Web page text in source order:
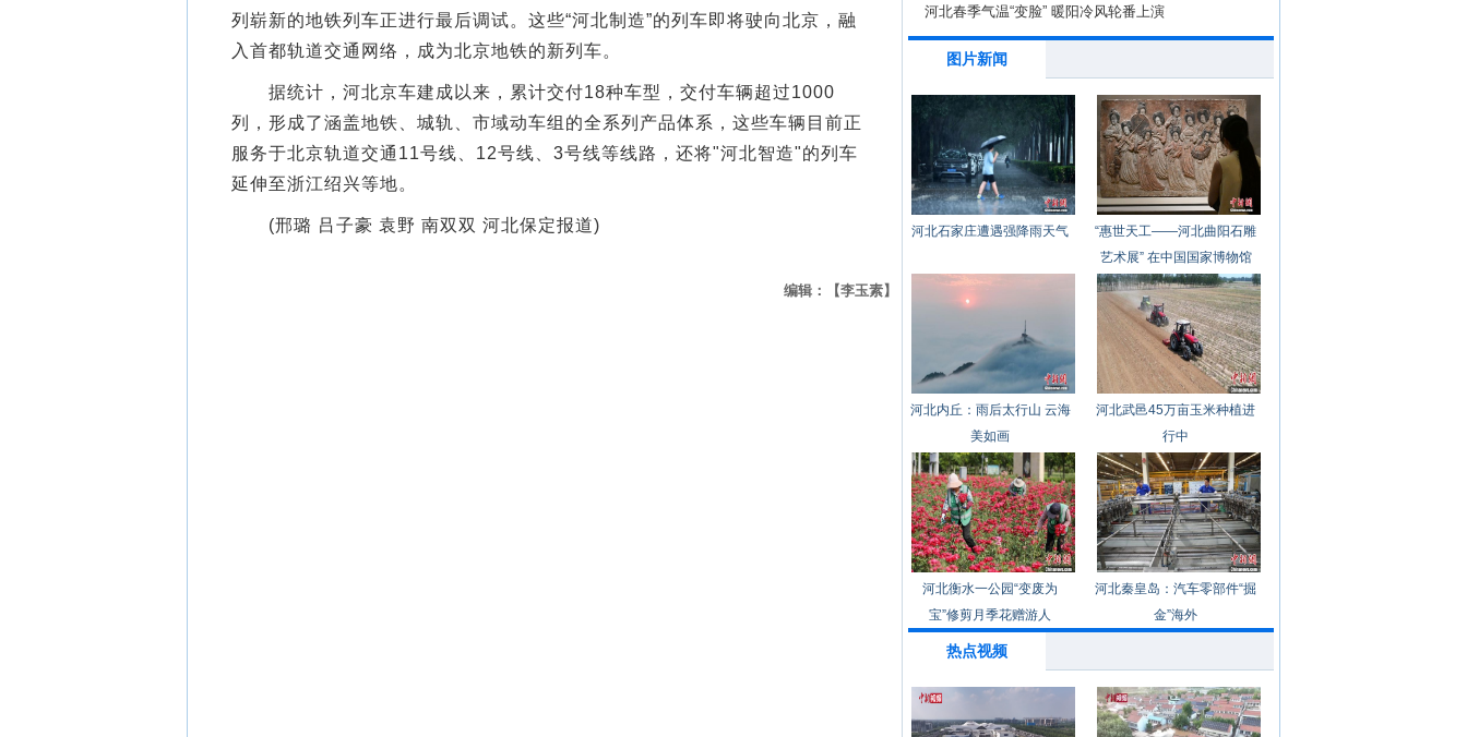
列崭新的地铁列车正进行最后调试。这些“河北制造”的列车即将驶向北京，融
入首都轨道交通网络，成为北京地铁的新列车。
据统计，河北京车建成以来，累计交付18种车型，交付车辆超过1000
列，形成了涵盖地铁、城轨、市域动车组的全系列产品体系，这些车辆目前正
服务于北京轨道交通11号线、12号线、3号线等线路，还将"河北智造"的列车
延伸至浙江绍兴等地。
(邢璐 吕子豪 袁野 南双双 河北保定报道)
编辑：【李玉素】
河北春季气温“变脸” 暖阳冷风轮番上演
图片新闻
河北石家庄遭遇强降雨天气
“惠世天工——河北曲阳石雕
艺术展” 在中国国家博物馆
开幕
河北内丘：雨后太行山 云海
美如画
河北武邑45万亩玉米种植进
行中
河北衡水一公园“变废为
宝”修剪月季花赠游人
河北秦皇岛：汽车零部件“掘
金”海外
热点视频